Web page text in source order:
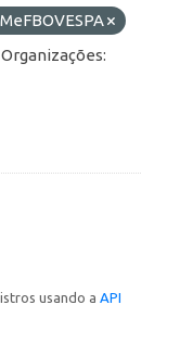
Organizações:
usando a API